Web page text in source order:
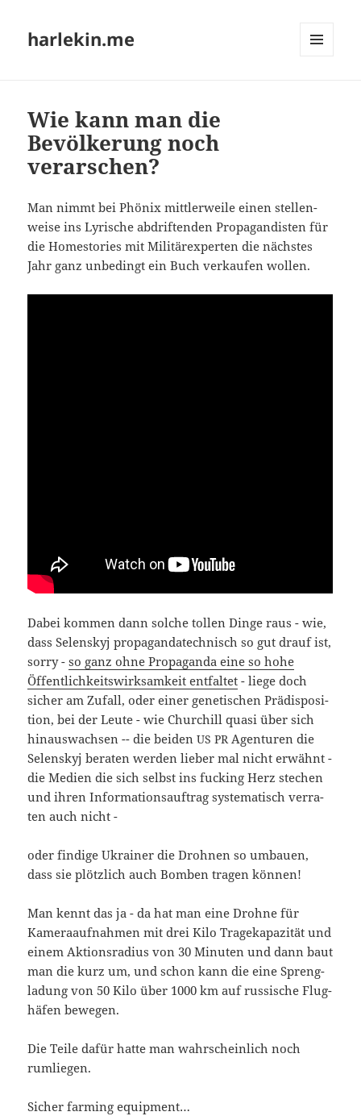
harlekin.me
Wie kann man die
Bevölkerung noch
verarschen?
Man nimmt bei Phö­nix mitt­ler­wei­le einen stel­len­
wei­se ins Lyri­sche abdrif­ten­den Pro­pa­gan­dis­ten für
die Homes­to­ries mit Mili­tär­ex­per­ten die nächs­tes
Jahr ganz unbe­dingt ein Buch ver­kau­fen wollen.
Dabei kom­men dann sol­che tol­len Din­ge raus - wie,
dass Selen­skyj pro­pa­gan­da­tech­nisch so gut drauf ist,
sor­ry -so ganz ohne Pro­pa­gan­da eine so hohe
Öffent­lich­keits­wirk­sam­keit ent­fal­tet - lie­ge doch
sicher am Zufall, oder einer gene­ti­schen Prä­dis­po­si­
ti­on, bei der Leu­te - wie Chur­chill qua­si über sich
hin­aus­wach­sen -- die bei­denUS PRAgen­tu­ren die
Selen­skyj bera­ten wer­den lie­ber mal nicht erwähnt -
die Medi­en die sich selbst ins fuck­ing Herz ste­chen
und ihren Infor­ma­ti­ons­auf­trag sys­te­ma­tisch ver­ra­
ten auch nicht -
oder fin­di­ge Ukrai­ner die Droh­nen so umbau­en,
dass sie plötz­lich auch Bom­ben tra­gen können!
Man kennt das ja - da hat man eine Droh­ne für
Kame­ra­auf­nah­men mit drei Kilo Tra­ge­ka­pa­zi­tät und
einem Akti­ons­ra­di­us von 30 Minu­ten und dann baut
man die kurz um, und schon kann die eine Spreng­
la­dung von 50 Kilo über 1000 km auf rus­si­sche Flug­
hä­fen bewegen.
Die Tei­le dafür hat­te man wahr­schein­lich noch
rumliegen.
Sicher far­ming equipment…